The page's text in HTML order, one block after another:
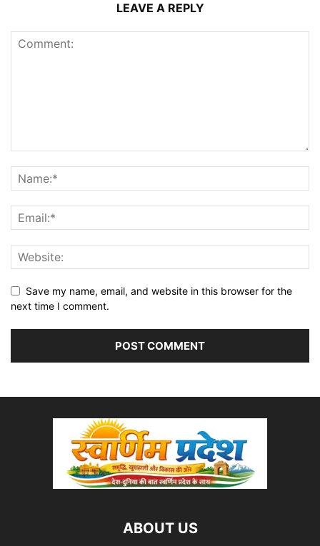
LEAVE A REPLY
Save my name, email, and website in this browser for the
next time I comment.
ABOUT US